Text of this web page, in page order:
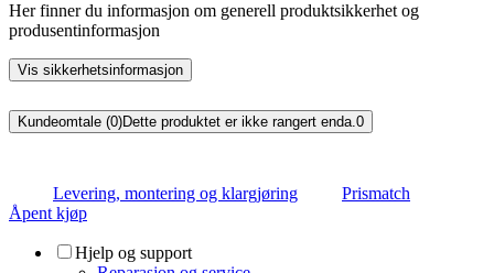
Her finner du informasjon om generell produktsikkerhet og
produsentinformasjon
Vis sikkerhetsinformasjon
Kundeomtale (0)Dette produktet er ikke rangert enda.0
Levering, montering og klargjøring
Prismatch
Åpent kjøp
Hjelp og support